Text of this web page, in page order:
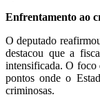
Enfrentamento ao
O deputado
destacou que a
intensificada. O foco
pontos onde o
criminosas.